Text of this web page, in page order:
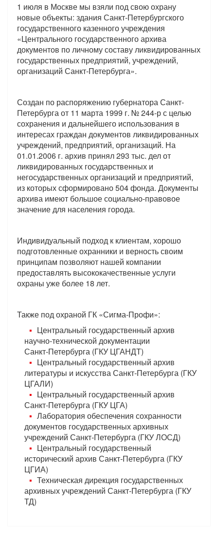
1 июля в Москве мы взяли под свою охрану
новые объекты: здания Санкт-Петербургского
государственного казенного учреждения
«Центрального государственного архива
документов по личному составу ликвидированных
государственных предприятий, учреждений,
организаций Санкт-Петербурга».
Создан по распоряжению губернатора Санкт-
Петербурга от 11 марта 1999 г. № 244-р с целью
сохранения и дальнейшего использования в
интересах граждан документов ликвидированных
учреждений, предприятий, организаций. На
01.01.2006 г. архив принял 293 тыс. дел от
ликвидированных государственных и
негосударственных организаций и предприятий,
из которых сформировано 504 фонда. Документы
архива имеют большое социально-правовое
значение для населения города.
Индивидуальный подход к клиентам, хорошо
подготовленные охранники и верность своим
принципам позволяют нашей компании
предоставлять высококачественные услуги
охраны уже более 18 лет.
Также под охраной ГК «Сигма-Профи»:
Центральный государственный архив
научно-технической документации
Санкт‑Петербурга (ГКУ ЦГАНДТ)
Центральный государственный архив
литературы и искусства Санкт‑Петербурга (ГКУ
ЦГАЛИ)
Центральный государственный архив
Санкт‑Петербурга (ГКУ ЦГА)
Лаборатория обеспечения сохранности
документов государственных архивных
учреждений Санкт-Петербурга (ГКУ ЛОСД)
Центральный государственный
исторический архив Санкт‑Петербурга (ГКУ
ЦГИА)
Техническая дирекция государственных
архивных учреждений Санкт-Петербурга (ГКУ
ТД)